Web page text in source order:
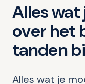
Alles
over het
tanden
Alles wat je